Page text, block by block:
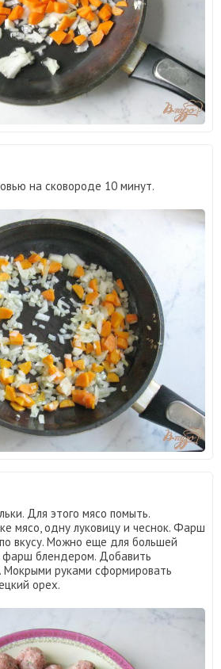
на сковороде 10 минут.
Для этого мясо помыть.
мясо, одну луковицу и чеснок. Фарш
вкусу. Можно еще для большей
блендером. Добавить
Мокрыми руками сформировать
орех.